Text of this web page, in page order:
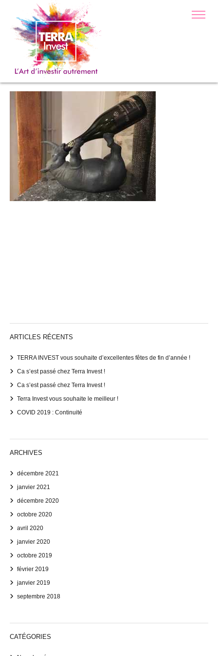
IMG-20191007-WA0004
ARTICLES RÉCENTS
TERRA INVEST vous souhaite d’excellentes fêtes de fin d’année !
Ca s’est passé chez Terra Invest !
Ca s’est passé chez Terra Invest !
Terra Invest vous souhaite le meilleur !
COVID 2019 : Continuité
ARCHIVES
décembre 2021
janvier 2021
décembre 2020
octobre 2020
avril 2020
janvier 2020
octobre 2019
février 2019
janvier 2019
septembre 2018
CATÉGORIES